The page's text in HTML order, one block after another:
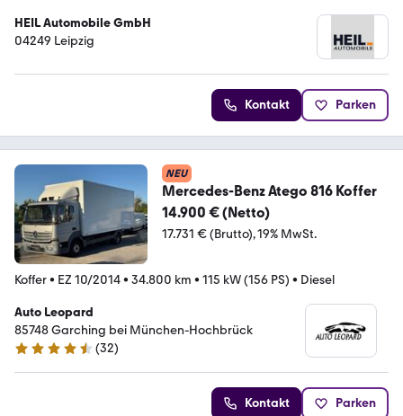
HEIL Automobile GmbH
04249 Leipzig
Kontakt Parken
NEU
Mercedes-Benz Atego 816 Koffer
14.900 € (Netto)
17.731 € (Brutto) 19% MwSt.
Koffer• EZ 10/2014• 34.800 km • 115 kW (156 PS) • Diesel
Auto Leopard
85748 Garching bei München-Hochbrück
4.7 Sterne
(32)
Kontakt Parken